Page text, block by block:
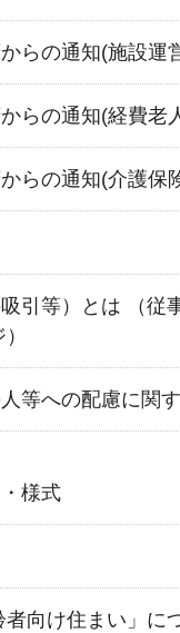
らの通知(施設運
らの通知(経費老
らの通知(介護保
引等）とは （従
等への配慮に関
様式
向け住まい」に